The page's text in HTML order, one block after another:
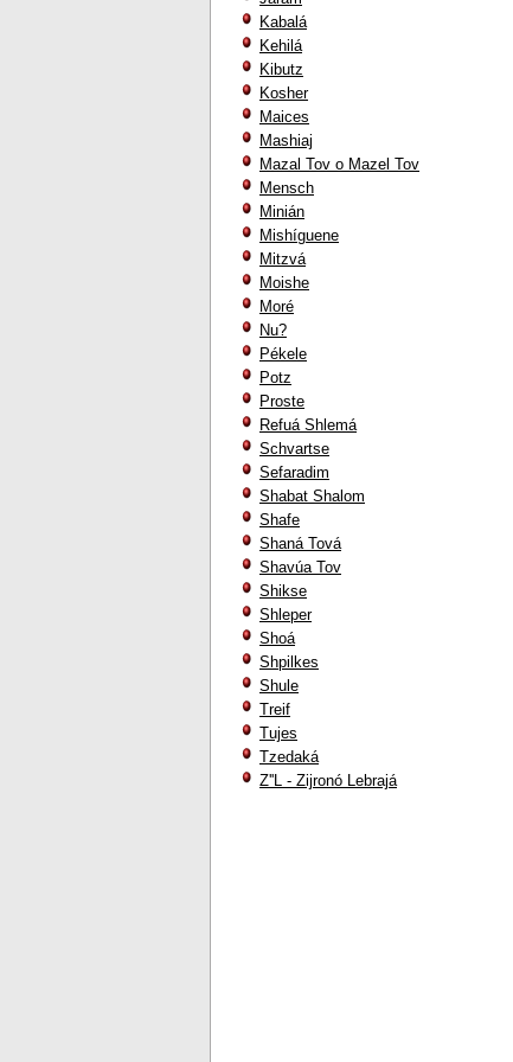
Kabalá
Kehilá
Kibutz
Kosher
Maices
Mashiaj
Mazal Tov o Mazel Tov
Mensch
Minián
Mishíguene
Mitzvá
Moishe
Moré
Nu?
Pékele
Potz
Proste
Refuá Shlemá
Schvartse
Sefaradim
Shabat Shalom
Shafe
Shaná Tová
Shavúa Tov
Shikse
Shleper
Shoá
Shpilkes
Shule
Treif
Tujes
Tzedaká
Z''L - Zijronó Lebrajá